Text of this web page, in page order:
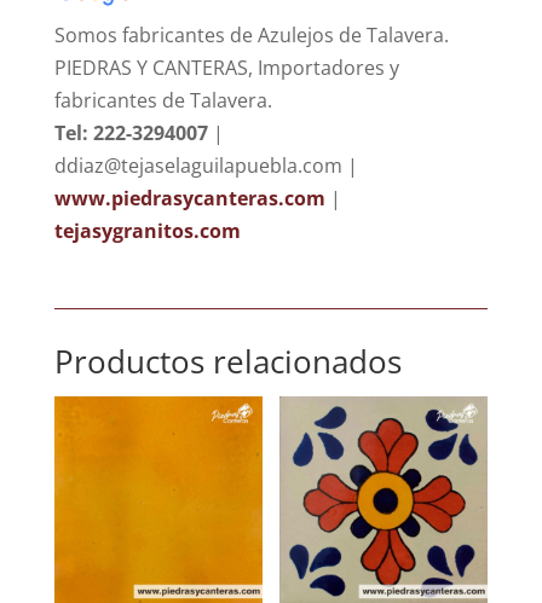
Somos fabricantes de Azulejos de Talavera.
PIEDRAS Y CANTERAS, Importadores y
fabricantes de Talavera.
Tel: 222-3294007|
ddiaz@tejaselaguilapuebla.com |
www.piedrasycanteras.com |
tejasygranitos.com
Productos relacionados